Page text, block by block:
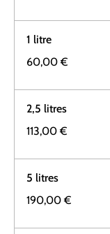
1 litre
60,00 €
2,5 litres
113,00 €
5 litres
190,00 €